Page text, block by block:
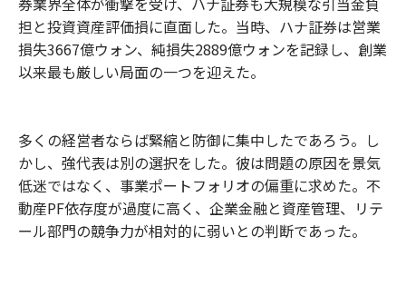
担と投資資産評価損に直面した。当時、ハナ証券は営業
損失3667億ウォン、純損失2889億ウォンを記録し、創業
以来最も厳しい局面の一つを迎えた。
多くの経営者ならば緊縮と防御に集中したであろう。し
かし、強代表は別の選択をした。彼は問題の原因を景気
低迷ではなく、事業ポートフォリオの偏重に求めた。不
動産PF依存度が過度に高く、企業金融と資産管理、リテ
ール部門の競争力が相対的に弱いとの判断であった。